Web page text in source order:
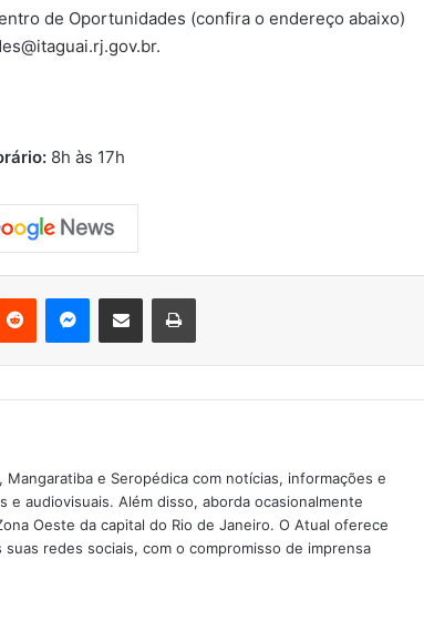
de Oportunidades (confira o endereço abaixo)
8h às 17h
e Seropédica com notícias, informações e
e audiovisuais. Além disso, aborda ocasionalmente
Oeste da capital do Rio de Janeiro. O Atual oferece
redes sociais, com o compromisso de imprensa